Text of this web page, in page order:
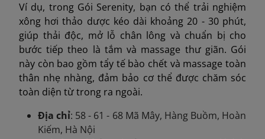
Ví dụ, trong Gói Serenity, bạn có thể trải nghiệm
xông hơi thảo dược kéo dài khoảng 20 - 30 phút,
giúp thải độc, mở lỗ chân lông và chuẩn bị cho
bước tiếp theo là tắm và massage thư giãn. Gói
này còn bao gồm tẩy tế bào chết và massage toàn
thân nhẹ nhàng, đảm bảo cơ thể được chăm sóc
toàn diện từ trong ra ngoài.
Địa chỉ: 58 - 61 - 68 Mã Mây, Hàng Buồm, Hoàn
Kiếm, Hà Nội